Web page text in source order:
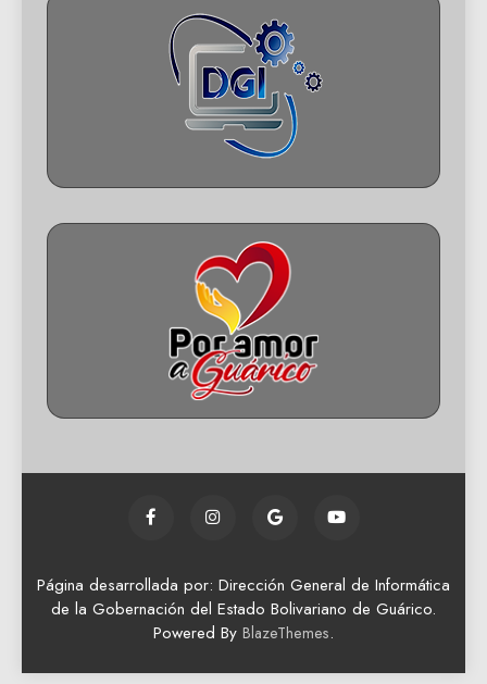
Página desarrollada por: Dirección General de Informática
de la Gobernación del Estado Bolivariano de Guárico.
Powered By BlazeThemes.